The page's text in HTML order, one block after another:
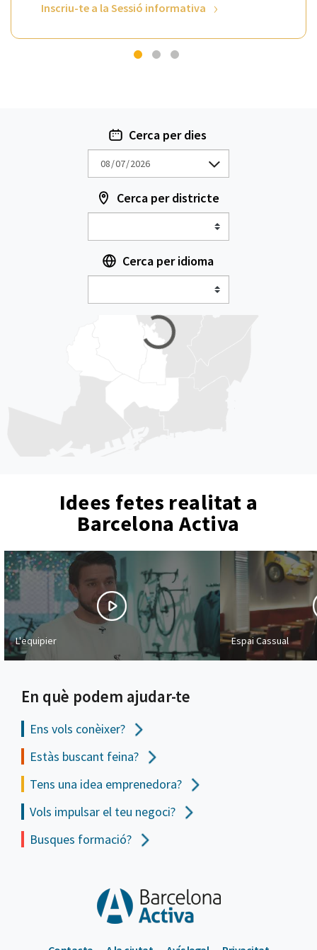
Inscriu-te a la Sessió informativa
Cerca per dies
Cerca per districte
Cerca per idioma
Idees fetes realitat a
Barcelona Activa
L'equipier Espai Cassual
En què podem ajudar-te
Ens vols conèixer?
Estàs buscant feina?
Tens una idea emprenedora?
Vols impulsar el teu negoci?
Busques formació?